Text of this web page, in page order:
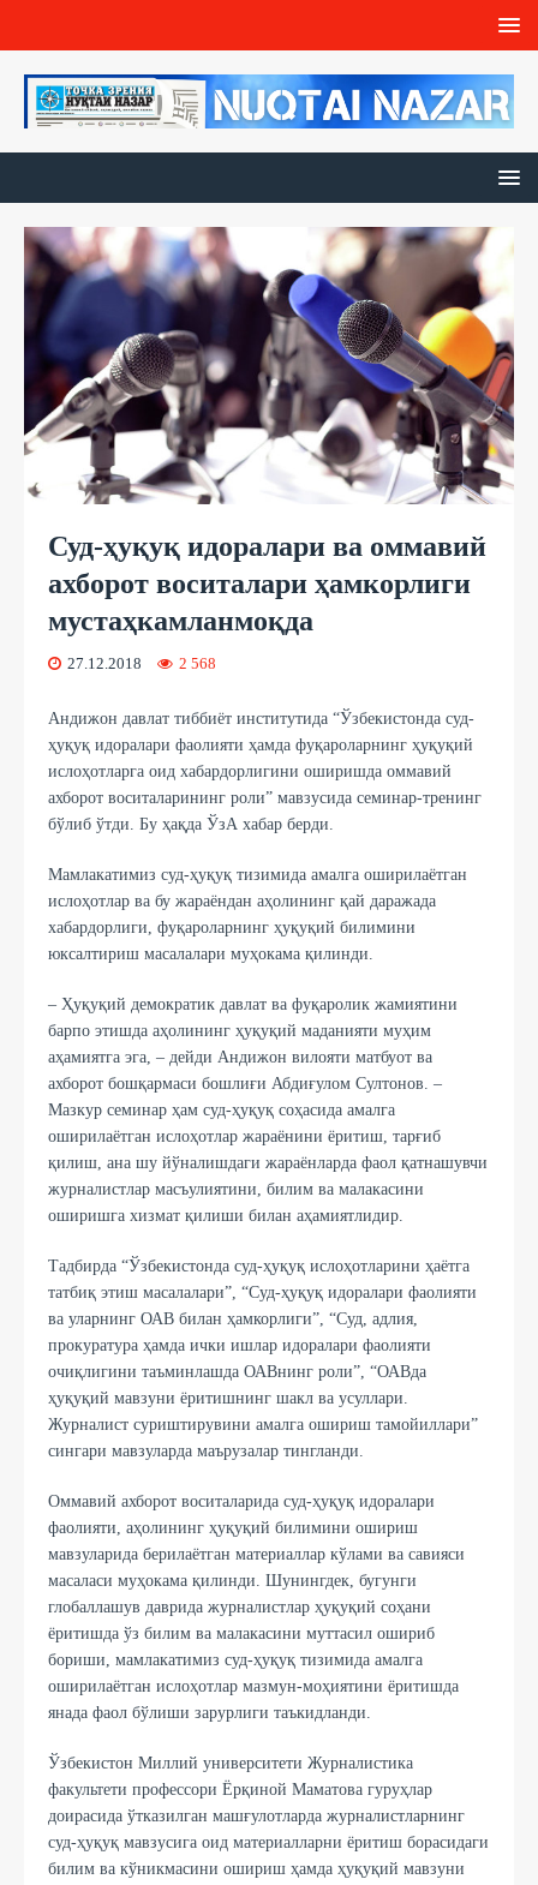
Суд-ҳуқуқ идоралари ва оммавий
ахборот воситалари ҳамкорлиги
мустаҳкамланмоқда
27.12.2018 2 568
Андижон давлат тиббиёт институтида “Ўзбекистонда суд-
ҳуқуқ идоралари фаолияти ҳамда фуқароларнинг ҳуқуқий
ислоҳотларга оид хабардорлигини оширишда оммавий
ахборот воситаларининг роли” мавзусида семинар-тренинг
бўлиб ўтди. Бу ҳақда ЎзА хабар берди.
Мамлакатимиз суд-ҳуқуқ тизимида амалга оширилаётган
ислоҳотлар ва бу жараёндан аҳолининг қай даражада
хабардорлиги, фуқароларнинг ҳуқуқий билимини
юксалтириш масалалари муҳокама қилинди.
– Ҳуқуқий демократик давлат ва фуқаролик жамиятини
барпо этишда аҳолининг ҳуқуқий маданияти муҳим
аҳамиятга эга, – дейди Андижон вилояти матбуот ва
ахборот бошқармаси бошлиғи Абдиғулом Султонов. –
Мазкур семинар ҳам суд-ҳуқуқ соҳасида амалга
оширилаётган ислоҳотлар жараёнини ёритиш, тарғиб
қилиш, ана шу йўналишдаги жараёнларда фаол қатнашувчи
журналистлар масъулиятини, билим ва малакасини
оширишга хизмат қилиши билан аҳамиятлидир.
Тадбирда “Ўзбекистонда суд-ҳуқуқ ислоҳотларини ҳаётга
татбиқ этиш масалалари”, “Суд-ҳуқуқ идоралари фаолияти
ва уларнинг ОАВ билан ҳамкорлиги”, “Суд, адлия,
прокуратура ҳамда ички ишлар идоралари фаолияти
очиқлигини таъминлашда ОАВнинг роли”, “ОАВда
ҳуқуқий мавзуни ёритишнинг шакл ва усуллари.
Журналист суриштирувини амалга ошириш тамойиллари”
сингари мавзуларда маърузалар тингланди.
Оммавий ахборот воситаларида суд-ҳуқуқ идоралари
фаолияти, аҳолининг ҳуқуқий билимини ошириш
мавзуларида берилаётган материаллар кўлами ва савияси
масаласи муҳокама қилинди. Шунингдек, бугунги
глобаллашув даврида журналистлар ҳуқуқий соҳани
ёритишда ўз билим ва малакасини муттасил ошириб
бориши, мамлакатимиз суд-ҳуқуқ тизимида амалга
оширилаётган ислоҳотлар мазмун-моҳиятини ёритишда
янада фаол бўлиши зарурлиги таъкидланди.
Ўзбекистон Миллий университети Журналистика
факультети профессори Ёрқиной Маматова гуруҳлар
доирасида ўтказилган машғулотларда журналистларнинг
суд-ҳуқуқ мавзусига оид материалларни ёритиш борасидаги
билим ва кўникмасини ошириш ҳамда ҳуқуқий мавзуни